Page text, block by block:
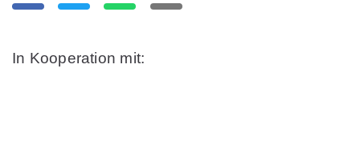
In Kooperation mit: